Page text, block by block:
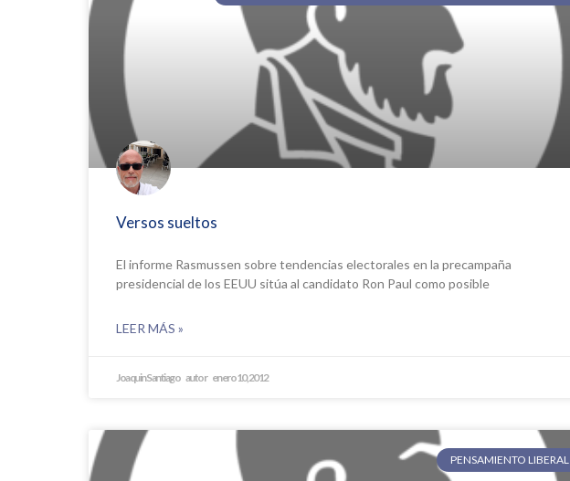
Versos sueltos
El informe Rasmussen sobre tendencias electorales en la precampaña
presidencial de los EEUU sitúa al candidato Ron Paul como posible
LEER MÁS »
Joaquin Santiago enero 10, 2012
PENSAMIENTO LIBERAL